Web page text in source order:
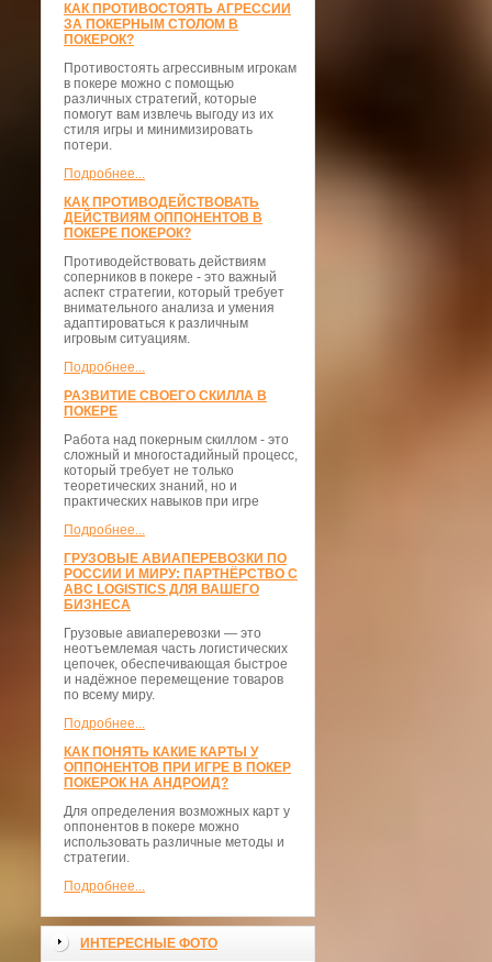
КАК ПРОТИВОСТОЯТЬ АГРЕССИИ
ЗА ПОКЕРНЫМ СТОЛОМ В
ПОКЕРОК?
Противостоять агрессивным игрокам
в покере можно с помощью
различных стратегий, которые
помогут вам извлечь выгоду из их
стиля игры и минимизировать
потери.
Подробнее...
КАК ПРОТИВОДЕЙСТВОВАТЬ
ДЕЙСТВИЯМ ОППОНЕНТОВ В
ПОКЕРЕ ПОКЕРОК?
Противодействовать действиям
соперников в покере - это важный
аспект стратегии, который требует
внимательного анализа и умения
адаптироваться к различным
игровым ситуациям.
Подробнее...
РАЗВИТИЕ СВОЕГО СКИЛЛА В
ПОКЕРЕ
Работа над покерным скиллом - это
сложный и многостадийный процесс,
который требует не только
теоретических знаний, но и
практических навыков при игре
Подробнее...
ГРУЗОВЫЕ АВИАПЕРЕВОЗКИ ПО
РОССИИ И МИРУ: ПАРТНЁРСТВО С
ABC LOGISTICS ДЛЯ ВАШЕГО
БИЗНЕСА
Грузовые авиаперевозки — это
неотъемлемая часть логистических
цепочек, обеспечивающая быстрое
и надёжное перемещение товаров
по всему миру.
Подробнее...
КАК ПОНЯТЬ КАКИЕ КАРТЫ У
ОППОНЕНТОВ ПРИ ИГРЕ В ПОКЕР
ПОКЕРОК НА АНДРОИД?
Для определения возможных карт у
оппонентов в покере можно
использовать различные методы и
стратегии.
Подробнее...
ИНТЕРЕСНЫЕ ФОТО